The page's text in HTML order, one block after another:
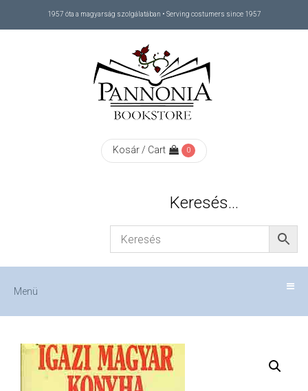
1957 óta a magyarság szolgálatában • Serving costumers since 1957
Kosár / Cart 0
Keresés…
Menü